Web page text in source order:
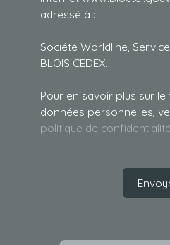
adressé à :
Société Worldline, Service
BLOIS CEDEX.
Pour en savoir plus sur
données personnelles,
politique de confidentialité